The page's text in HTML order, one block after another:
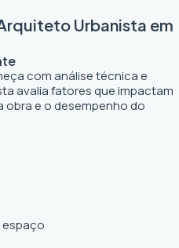
Urbanista em
com análise técnica e
avalia fatores que impactam
e o desempenho do